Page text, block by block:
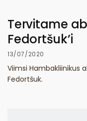
Tervitame
Fedortšuk’i
13/07/2020
Viimsi Hambakliinikus
Fedortšuk.